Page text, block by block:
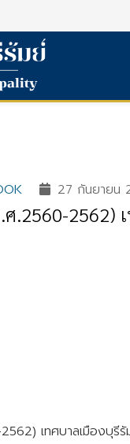
27 กันยายน
2562)
เทศบาลเมืองบุรีรั